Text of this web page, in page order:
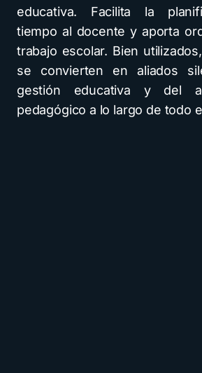
educativa. Facilita la
tiempo al docente y aporta
trabajo escolar. Bien
se convierten en aliados
gestión educativa y del
pedagógico a lo largo de todo